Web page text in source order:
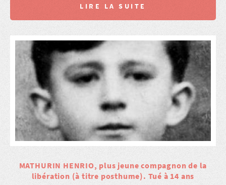
LIRE LA SUITE
MATHURIN HENRIO, plus jeune compagnon de la
libération (à titre posthume). Tué à 14 ans